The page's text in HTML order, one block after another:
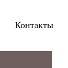
Контакты